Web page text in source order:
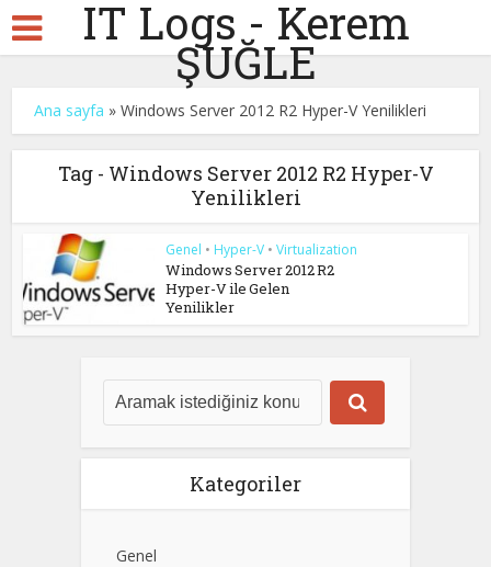
IT Logs - Kerem
ŞUĞLE
Ana sayfa »Windows Server 2012 R2 Hyper-V Yenilikleri
Tag - Windows Server 2012 R2 Hyper-V
Yenilikleri
Genel • Hyper-V • Virtualization
Windows Server 2012 R2
Hyper-V ile Gelen
Yenilikler
Kategoriler
Genel